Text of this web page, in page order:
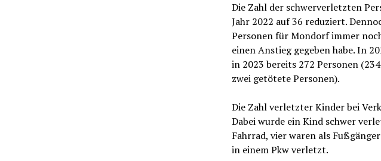
Die Zahl der schwerverletzten
Jahr 2022 auf 36 reduziert.
Personen für Mondorf immer
einen Anstieg gegeben habe. In
in 2023 bereits 272 Personen
zwei getötete Personen).
Die Zahl verletzter Kinder bei
Dabei wurde ein Kind schwer
Fahrrad, vier waren als
in einem Pkw verletzt.